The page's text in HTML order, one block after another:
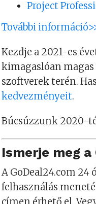
Project
További
Kezdje a 2021-es
kimagaslóan
szoftverek terén.
kedvezményeit.
Búcsúzzunk 2020-
Ismerje meg
A GoDeal24.com 24
felhasználás